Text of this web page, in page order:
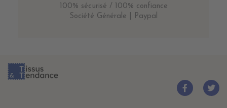
100% sécurisé / 100% confiance
Société Générale | Paypal